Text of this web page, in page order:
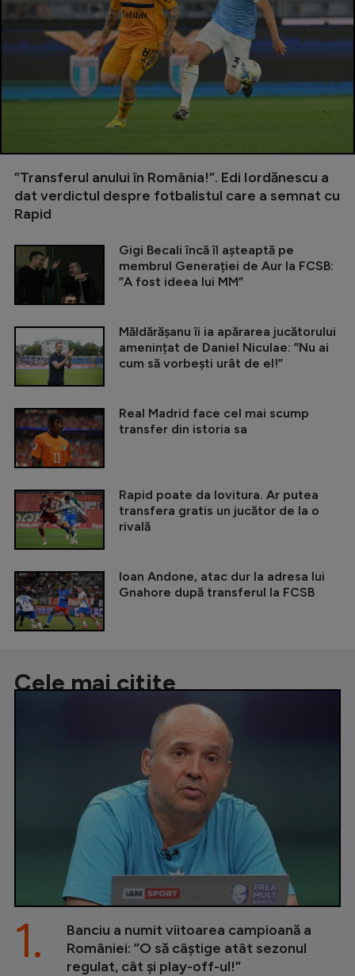
”Transferul anului în România!”. Edi Iordănescu a
dat verdictul despre fotbalistul care a semnat cu
Rapid
Gigi Becali încă îl așteaptă pe
membrul Generației de Aur la FCSB:
”A fost ideea lui MM”
Măldărășanu îi ia apărarea jucătorului
amenințat de Daniel Niculae: ”Nu ai
cum să vorbești urât de el!”
Real Madrid face cel mai scump
transfer din istoria sa
Rapid poate da lovitura. Ar putea
transfera gratis un jucător de la o
rivală
Ioan Andone, atac dur la adresa lui
Gnahore după transferul la FCSB
Cele mai citite
Banciu a numit viitoarea campioană a
României: ”O să câștige atât sezonul
regulat, cât și play-off-ul!”
1.